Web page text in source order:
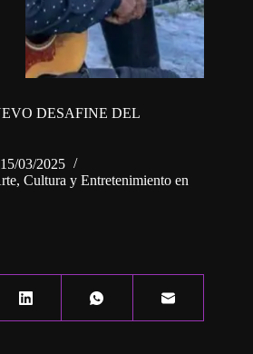
DESAFINE DEL
15/03/2025
, Cultura y Entretenimiento en